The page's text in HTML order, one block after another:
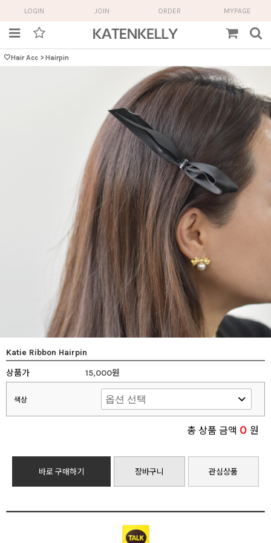
LOGIN JOIN ORDER MYPAGE
🤍Hair Acc > Hairpin
Katie Ribbon Hairpin
상품가
15,000원
색상
총 상품 금액 0 원
바로 구매하기 장바구니 관심상품